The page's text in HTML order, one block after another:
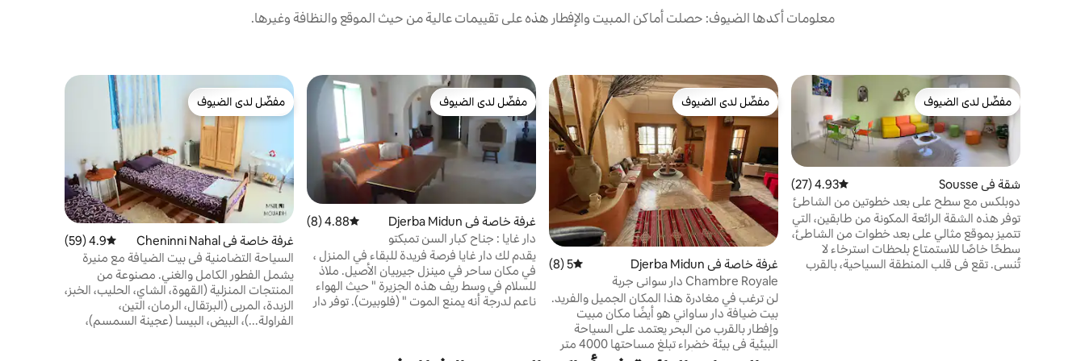
معلومات أكدها الضيوف: حصلت أماكن المبيت والإفطار هذه على تقييمات عالية من حيث الموقع والنظافة وغيرها.
مفضّل لدى الضيوف
مفضّل لدى الضيوف
شقة في Sousse متوسط التقييم 4.93 من 5، 27 مراجعات
4.93 (27)
دوبلكس مع سطح على بعد خطوتين من الشاطئ
توفر هذه الشقة الرائعة المكونة من طابقين، التي
تتميز بموقع مثالي على بعد خطوات من الشاطئ،
سطحًا خاصًا للاستمتاع بلحظات استرخاء لا
تُنسى. تقع في قلب المنطقة السياحية، بالقرب
مفضّل لدى الضيوف
مفضّل لدى الضيوف
غرفة خاصة في Djerba Midun متوسط التقييم 5 من 5، 8 مراجعات
5 (8)
Chambre Royale دار سواني جربة
لن ترغب في مغادرة هذا المكان الجميل والفريد.
بيت ضيافة دار ساواني هو أيضًا مكان مبيت
وإفطار بالقرب من البحر يعتمد على السياحة
البيئية في بيئة خضراء تبلغ مساحتها 4000 متر
مفضّل لدى الضيوف
مفضّل لدى الضيوف
غرفة خاصة في Djerba Midun متوسط التقييم 4.88 من 5، 8 مراجعات
4.88 (8)
دار غايا : جناح كبار السن تمبكتو
يقدم لك دار غايا فرصة فريدة للبقاء في المنزل ،
في مكان ساحر في مينزل جيربيان الأصيل. ملاذ
للسلام في وسط ريف هذه الجزيرة " حيث الهواء
ناعم لدرجة أنه يمنع الموت " (فلوبيرت). توفر دار
مفضّل لدى الضيوف
مفضّل لدى الضيوف
غرفة خاصة في Cheninni Nahal متوسط التقييم 4.9 من 5، 59 مراجعات
4.9 (59)
السياحة التضامنية في بيت الضيافة مع منيرة
يشمل الفطور الكامل والغني. مصنوعة من
المنتجات المنزلية (القهوة، الشاي، الحليب، الخبز،
الزبدة، المربى (البرتقال، الرمان، التين،
الفراولة...)، البيض، البيسا (عجينة السمسم)،